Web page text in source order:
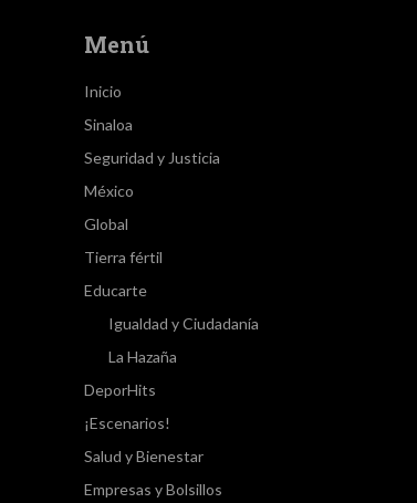
Menú
Inicio
Sinaloa
Seguridad y Justicia
México
Global
Tierra fértil
Educarte
Igualdad y Ciudadanía
La Hazaña
DeporHits
¡Escenarios!
Salud y Bienestar
Empresas y Bolsillos